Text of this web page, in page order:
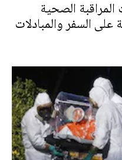
المراقبة الصحية
السفر والمبادلات